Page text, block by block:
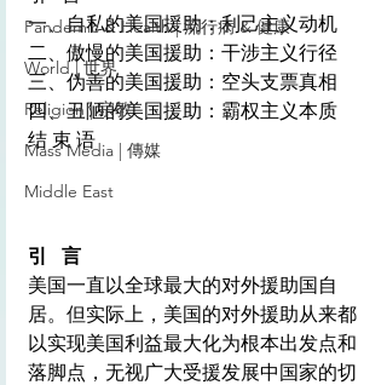
Pandemic & Health | 流行病 & 健康
World | 世界
Religion | 宗教
Mass Media | 傳媒
Middle East
一、自私的美国援助：利己主义动机
二、傲慢的美国援助：干涉主义行径
三、伪善的美国援助：空头支票真相
四、丑陋的美国援助：霸权主义本质
结 束 语
引  言
美国一直以全球最大的对外援助国自
居。但实际上，美国的对外援助从来都
以实现美国利益最大化为根本出发点和
落脚点，无视广大受援发展中国家的切